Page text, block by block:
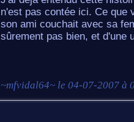
n'est pas contée ici. Ce que
son ami couchait avec sa
sûrement pas bien, et d'une
~mfvidal64~ le 04-07-2007 à